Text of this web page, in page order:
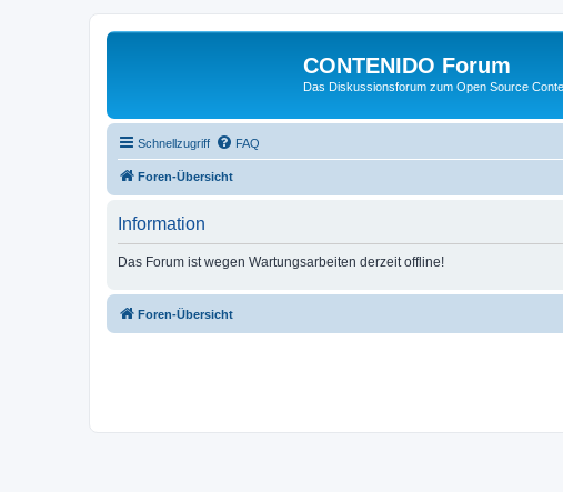
CONTENIDO Forum
Das Diskussionsforum zum Open Source
Schnellzugriff FAQ
Foren-Übersicht
Information
Das Forum ist wegen Wartungsarbeiten derzeit offline!
Foren-Übersicht